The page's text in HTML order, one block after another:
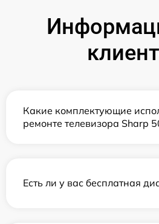
Какие комплектующие
ремонте телевизора Sharp
Есть ли у вас бесплатная